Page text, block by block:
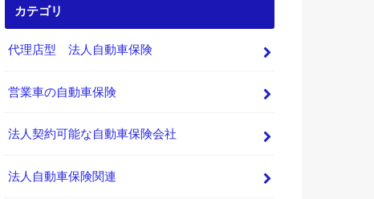
カテゴリ
代理店型 法人自動車保険
営業車の自動車保険
法人契約可能な自動車保険会社
法人自動車保険関連